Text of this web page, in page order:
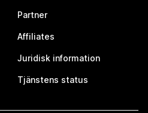
Partner
Affiliates
Juridisk information
Tjänstens status